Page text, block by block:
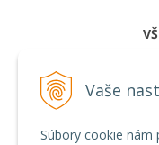
Vaše
Súbory cookie nám